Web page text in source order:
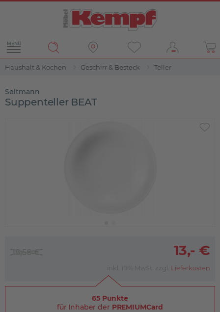
MENÜ
Haushalt & Kochen Geschirr & Besteck Teller
Seltmann
Suppenteller BEAT
13,- €
inkl. 19% MwSt. zzgl. Lieferkosten
65 Punkte
für Inhaber der PREMIUMCard